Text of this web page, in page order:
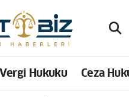
Vergi Hukuku Ceza